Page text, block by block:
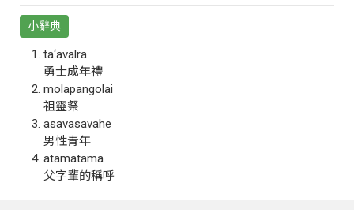
小辭典
ta‘avalra
勇士成年禮
molapangolai
祖靈祭
asavasavahe
男性青年
atamatama
父字輩的稱呼